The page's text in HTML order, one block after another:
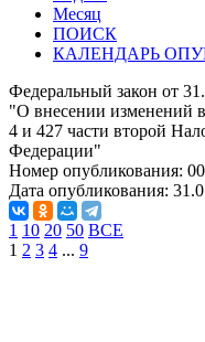
Месяц
ПОИСК
КАЛЕНДАРЬ
Федеральный закон от
"О внесении изменений
4 и 427 части второй
Федерации"
Номер опубликования:
Дата опубликования:
1 10 20 50 ВСЕ
1 2 3 4 ... 9